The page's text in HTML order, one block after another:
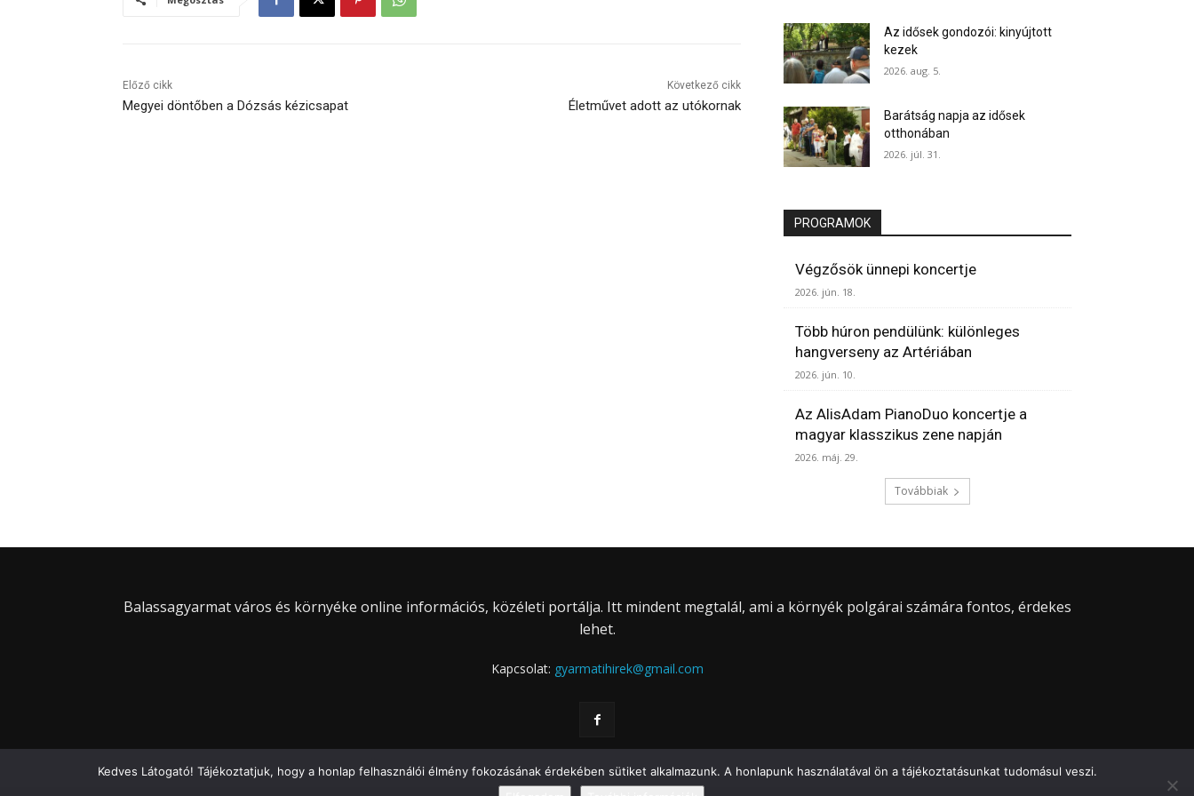
Előző cikk
Megyei döntőben a Dózsás kézicsapat
Következő cikk
Életművet adott az utókornak
Az idősek gondozói: kinyújtott
kezek
2026. aug. 5.
Barátság napja az idősek
otthonában
2026. júl. 31.
PROGRAMOK
Végzősök ünnepi koncertje
2026. jún. 18.
Több húron pendülünk: különleges
hangverseny az Artériában
2026. jún. 10.
Az AlisAdam PianoDuo koncertje a
magyar klasszikus zene napján
2026. máj. 29.
Továbbiak
Balassagyarmat város és környéke online információs, közéleti portálja. Itt mindent megtalál, ami a környék polgárai számára fontos, érdekes
lehet.
Kapcsolat: gyarmatihirek@gmail.com
Kedves Látogató! Tájékoztatjuk, hogy a honlap felhasználói élmény fokozásának érdekében sütiket alkalmazunk. A honlapunk használatával ön a tájékoztatásunkat tudomásul veszi.